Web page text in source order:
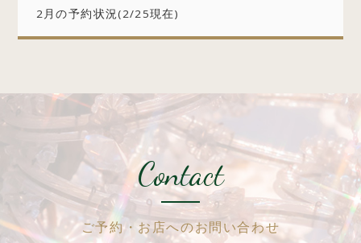
2月の予約状況(2/25現在)
Contact
ご予約・お店へのお問い合わせ